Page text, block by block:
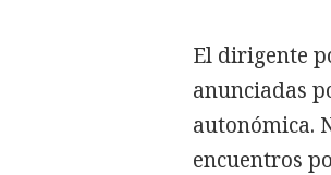
El dirigente
anunciadas
autonómica.
encuentros